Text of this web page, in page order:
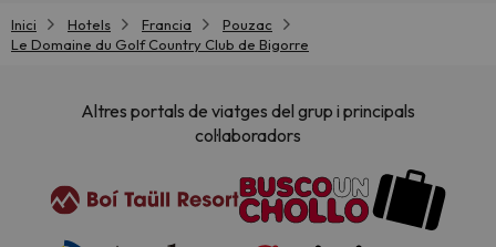
Inici Hotels Francia
Pouzac
Le Domaine du Golf Country Club de Bigorre
Altres portals de viatges del grup i principals
col·laboradors